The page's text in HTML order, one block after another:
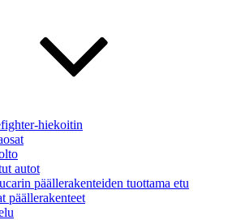
hiekoitin
autot
päällerakenteiden tuottama etu
päällerakenteet